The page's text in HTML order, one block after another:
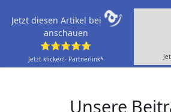
Jetzt diesen Artikel bei
anschauen
⭐⭐⭐⭐⭐
Jetzt klicken!- Partnerlink*
Unsere